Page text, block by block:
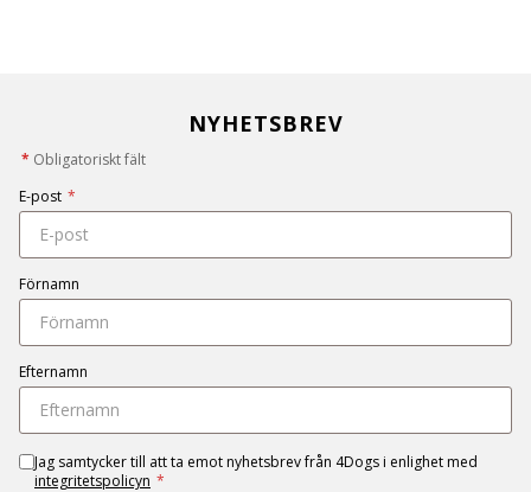
NYHETSBREV
* Obligatoriskt fält
E-post *
Förnamn
Efternamn
Jag samtycker till att ta emot nyhetsbrev från 4Dogs i enlighet med
integritetspolicyn *